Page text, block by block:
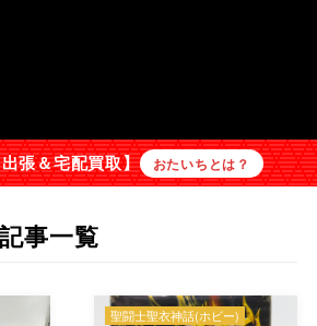
張＆宅配買取】 おたいちとは？
事一覧
聖闘士聖衣神話(ホビー)